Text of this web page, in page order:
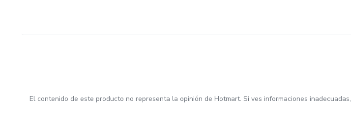
El contenido de este producto no representa la opinión de Hotmart. Si ves informaciones inadecuadas,